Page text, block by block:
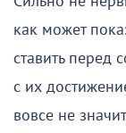
как может
ставить перед
с их
вовсе не